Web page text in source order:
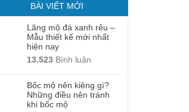
BÀI VIẾT MỚI
Lăng mộ đá xanh rêu –
Mẫu thiết kế mới nhất
hiện nay
13.523 Bình luận
Bốc mộ nên kiêng gì?
Những điều nên tránh
khi bốc mộ